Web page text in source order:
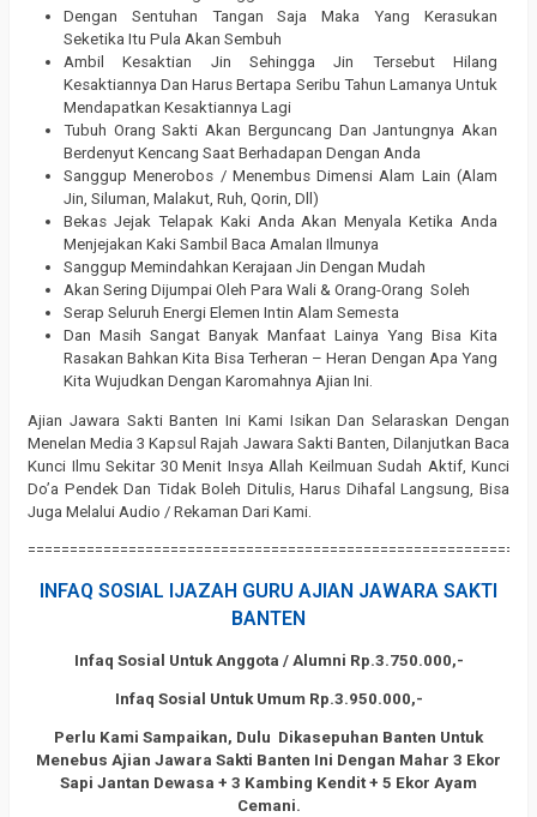
Dengan Sentuhan Tangan Saja Maka Yang Kerasukan
Seketika Itu Pula Akan Sembuh
Ambil Kesaktian Jin Sehingga Jin Tersebut Hilang
Kesaktiannya Dan Harus Bertapa Seribu Tahun Lamanya Untuk
Mendapatkan Kesaktiannya Lagi
Tubuh Orang Sakti Akan Berguncang Dan Jantungnya Akan
Berdenyut Kencang Saat Berhadapan Dengan Anda
Sanggup Menerobos / Menembus Dimensi Alam Lain (Alam
Jin, Siluman, Malakut, Ruh, Qorin, Dll)
Bekas Jejak Telapak Kaki Anda Akan Menyala Ketika Anda
Menjejakan Kaki Sambil Baca Amalan Ilmunya
Sanggup Memindahkan Kerajaan Jin Dengan Mudah
Akan Sering Dijumpai Oleh Para Wali & Orang-Orang Soleh
Serap Seluruh Energi Elemen Intin Alam Semesta
Dan Masih Sangat Banyak Manfaat Lainya Yang Bisa Kita
Rasakan Bahkan Kita Bisa Terheran – Heran Dengan Apa Yang
Kita Wujudkan Dengan Karomahnya Ajian Ini.
Ajian Jawara Sakti Banten Ini Kami Isikan Dan Selaraskan Dengan
Menelan Media 3 Kapsul Rajah Jawara Sakti Banten, Dilanjutkan Baca
Kunci Ilmu Sekitar 30 Menit Insya Allah Keilmuan Sudah Aktif, Kunci
Do’a Pendek Dan Tidak Boleh Ditulis, Harus Dihafal Langsung, Bisa
Juga Melalui Audio / Rekaman Dari Kami.
INFAQ SOSIAL IJAZAH GURU AJIAN JAWARA SAKTI
BANTEN
Infaq Sosial Untuk Anggota / Alumni Rp.3.750.000,-
Infaq Sosial Untuk Umum Rp.3.950.000,-
Perlu Kami Sampaikan, Dulu Dikasepuhan Banten Untuk
Menebus Ajian Jawara Sakti Banten Ini Dengan Mahar 3 Ekor
Sapi Jantan Dewasa + 3 Kambing Kendit + 5 Ekor Ayam
Cemani.